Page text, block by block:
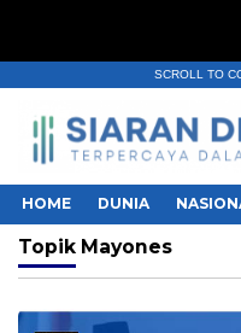
SCROLL TO
HOME DUNIA
Topik Mayones